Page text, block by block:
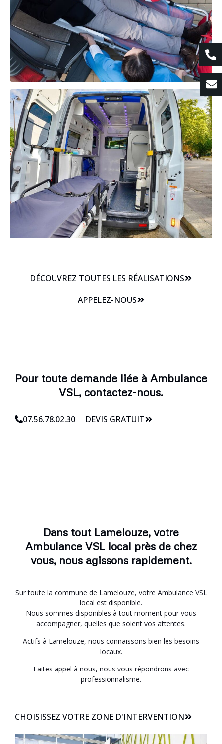
DÉCOUVREZ TOUTES LES RÉALISATIONS
APPELEZ-NOUS
Pour toute demande liée à Ambulance
VSL, contactez-nous.
07.56.78.02.30 DEVIS GRATUIT
Dans tout Lamelouze, votre
Ambulance VSL local près de chez
vous, nous agissons rapidement.
Sur toute la commune de Lamelouze, votre Ambulance VSL
local est disponible.
Nous sommes disponibles à tout moment pour vous
accompagner, quelles que soient vos attentes.
Actifs à Lamelouze, nous connaissons bien les besoins
locaux.
Faites appel à nous, nous vous répondrons avec
professionnalisme.
CHOISISSEZ VOTRE ZONE D'INTERVENTION